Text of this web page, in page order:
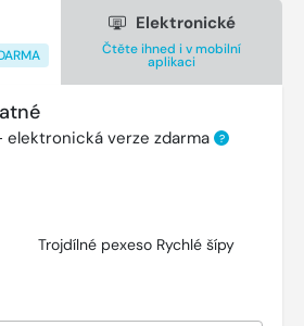
Elektronické
Čtěte ihned i v mobilní
aplikaci
elektronická verze zdarma ?
Trojdílné pexeso Rychlé šípy